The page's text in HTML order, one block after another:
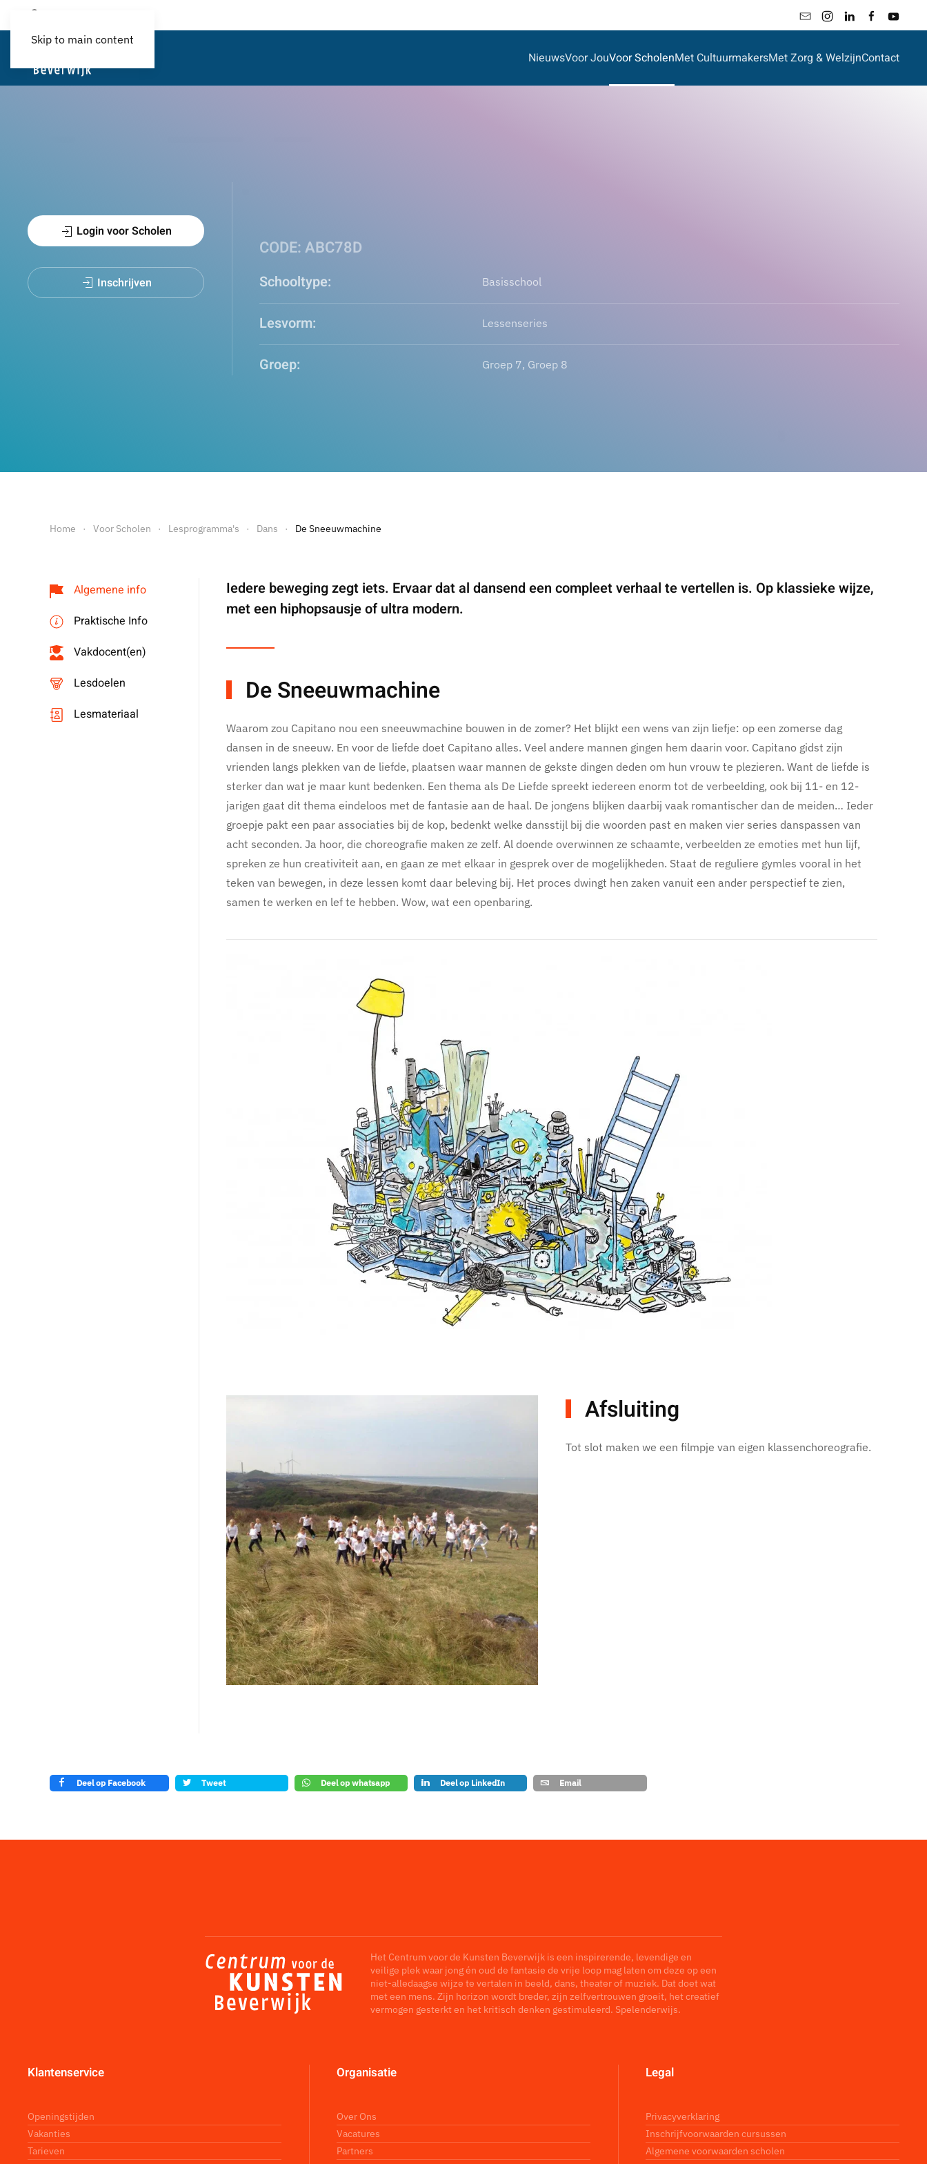
Skip to main content
NieuwsVoor JouVoor ScholenMet CultuurmakersMet Zorg & WelzijnContact
Login voor Scholen
Inschrijven
CODE: ABC78D
Schooltype: Basisschool
Lesvorm: Lessenseries
Groep: Groep 7, Groep 8
Home Voor Scholen Lesprogramma's Dans De Sneeuwmachine
Algemene info
Praktische Info
Vakdocent(en)
Lesdoelen
Lesmateriaal
Iedere beweging zegt iets. Ervaar dat al dansend een compleet verhaal te vertellen is. Op klassieke wijze,
met een hiphopsausje of ultra modern.
De Sneeuwmachine
Waarom zou Capitano nou een sneeuwmachine bouwen in de zomer? Het blijkt een wens van zijn liefje: op een zomerse dag
dansen in de sneeuw. En voor de liefde doet Capitano alles. Veel andere mannen gingen hem daarin voor. Capitano gidst zijn
vrienden langs plekken van de liefde, plaatsen waar mannen de gekste dingen deden om hun vrouw te plezieren. Want de liefde is
sterker dan wat je maar kunt bedenken. Een thema als De Liefde spreekt iedereen enorm tot de verbeelding, ook bij 11- en 12-
jarigen gaat dit thema eindeloos met de fantasie aan de haal. De jongens blijken daarbij vaak romantischer dan de meiden… Ieder
groepje pakt een paar associaties bij de kop, bedenkt welke dansstijl bij die woorden past en maken vier series danspassen van
acht seconden. Ja hoor, die choreografie maken ze zelf. Al doende overwinnen ze schaamte, verbeelden ze emoties met hun lijf,
spreken ze hun creativiteit aan, en gaan ze met elkaar in gesprek over de mogelijkheden. Staat de reguliere gymles vooral in het
teken van bewegen, in deze lessen komt daar beleving bij. Het proces dwingt hen zaken vanuit een ander perspectief te zien,
samen te werken en lef te hebben. Wow, wat een openbaring.
Afsluiting
Tot slot maken we een filmpje van eigen klassenchoreografie.
Deel op Facebook Tweet Deel op whatsapp Deel op LinkedIn Email
Het Centrum voor de Kunsten Beverwijk is een inspirerende, levendige en
veilige plek waar jong én oud de fantasie de vrije loop mag laten om deze op een
niet-alledaagse wijze te vertalen in beeld, dans, theater of muziek. Dat doet wat
met een mens. Zijn horizon wordt breder, zijn zelfvertrouwen groeit, het creatief
vermogen gesterkt en het kritisch denken gestimuleerd. Spelenderwijs.
Klantenservice
Openingstijden
Vakanties
Tarieven
Organisatie
Over Ons
Vacatures
Partners
Legal
Privacyverklaring
Inschrijfvoorwaarden cursussen
Algemene voorwaarden scholen